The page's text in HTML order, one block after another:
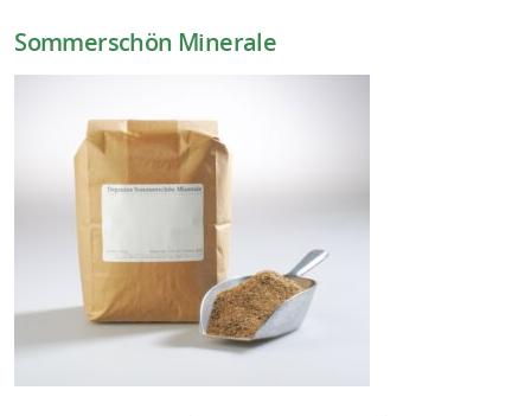
Sommerschön Minerale